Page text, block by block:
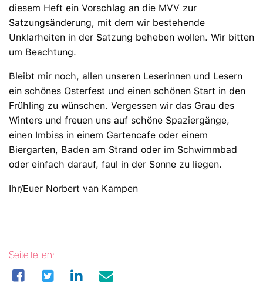
diesem Heft ein Vorschlag an die MVV zur
Satzungsänderung, mit dem wir bestehende
Unklarheiten in der Satzung beheben wollen. Wir bitten
um Beachtung.
Bleibt mir noch, allen unseren Leserinnen und Lesern
ein schönes Osterfest und einen schönen Start in den
Frühling zu wünschen. Vergessen wir das Grau des
Winters und freuen uns auf schöne Spaziergänge,
einen Imbiss in einem Gartencafe oder einem
Biergarten, Baden am Strand oder im Schwimmbad
oder einfach darauf, faul in der Sonne zu liegen.
Ihr/Euer Norbert van Kampen
Seite teilen: